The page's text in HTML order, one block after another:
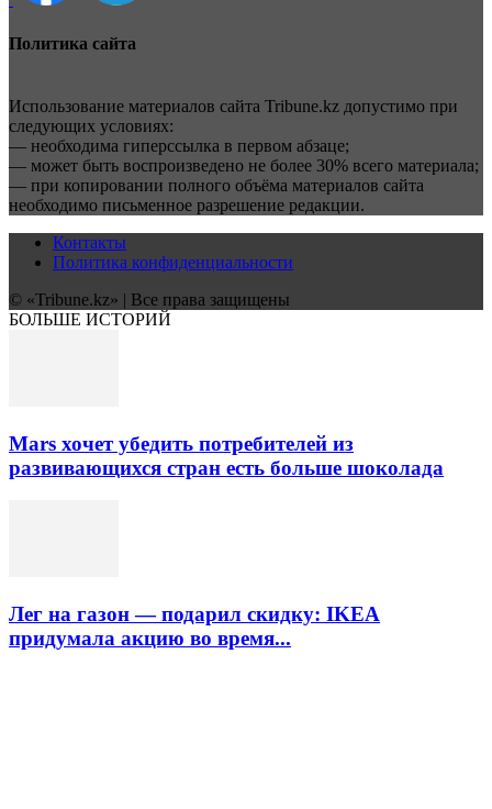
Политика сайта
Использование материалов сайта Tribune.kz допустимо при
следующих условиях:
— необходима гиперссылка в первом абзаце;
— может быть воспроизведено не более 30% всего материала;
— при копировании полного объёма материалов сайта
необходимо письменное разрешение редакции.
Контакты
Политика конфиденциальности
© «Tribune.kz» | Все права защищены
БОЛЬШЕ ИСТОРИЙ
Mars хочет убедить потребителей из
развивающихся стран есть больше шоколада
Лег на газон — подарил скидку: IKEA
придумала акцию во время...